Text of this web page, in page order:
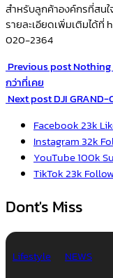
สำหรับลูกค้าองค์กรที่สน
รายละเอียดเพิ่มเติมได้
020-2364
Previous postNothing
กว่าที่เคย
Next postDJI GRAND-
Facebook23k
Instagram32k
YouTube100k
TikTok23k
Dont's Miss
Lifestyle NEWS